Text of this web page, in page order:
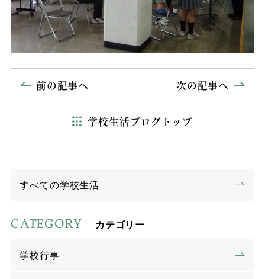
前の記事へ
学校生活ブログトップ
次の記事へ
すべての学校生活
CATEGORY カテゴリー
学校行事